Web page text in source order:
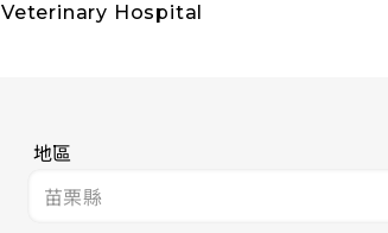
Veterinary Hospital
地區